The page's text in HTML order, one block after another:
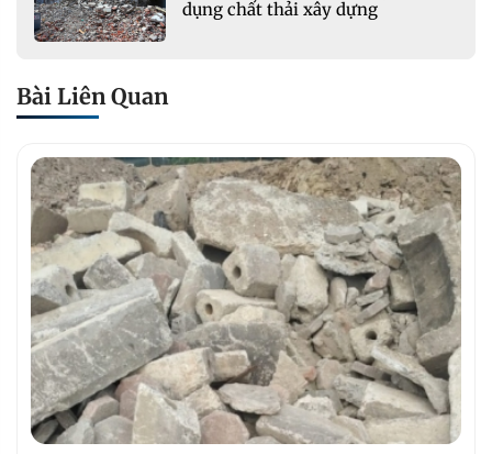
dụng chất thải xây dựng
Bài Liên Quan